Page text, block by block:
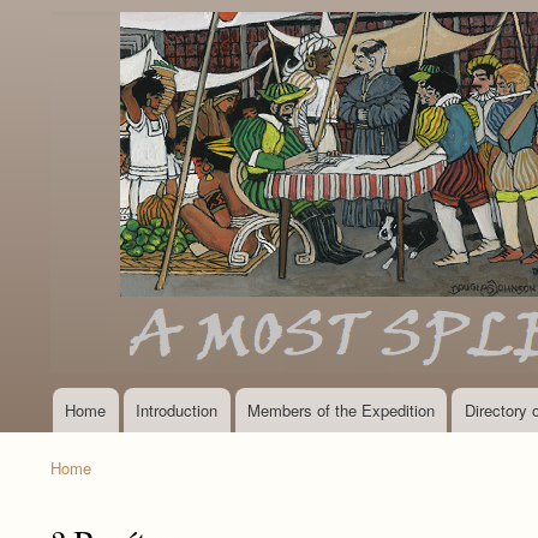
MainHome Introduction Members of the Expedition Directory
Home